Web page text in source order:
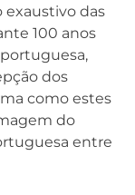
das
100 anos
dos
como estes
do
entre